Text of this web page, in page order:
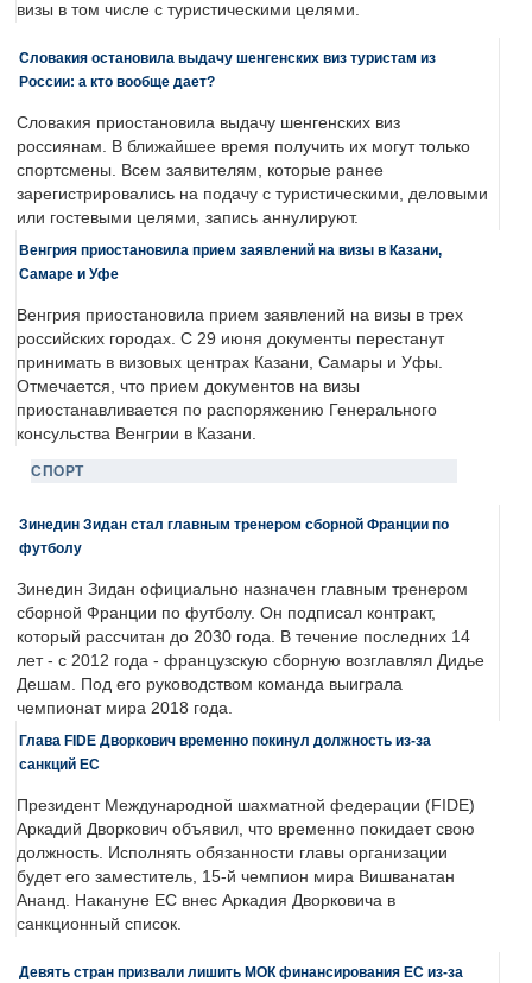
визы в том числе с туристическими целями.
Словакия остановила выдачу шенгенских виз туристам из
России: а кто вообще дает?
Словакия приостановила выдачу шенгенских виз
россиянам. В ближайшее время получить их могут только
спортсмены. Всем заявителям, которые ранее
зарегистрировались на подачу с туристическими, деловыми
или гостевыми целями, запись аннулируют.
Венгрия приостановила прием заявлений на визы в Казани,
Самаре и Уфе
Венгрия приостановила прием заявлений на визы в трех
российских городах. С 29 июня документы перестанут
принимать в визовых центрах Казани, Самары и Уфы.
Отмечается, что прием документов на визы
приостанавливается по распоряжению Генерального
консульства Венгрии в Казани.
СПОРТ
Зинедин Зидан стал главным тренером сборной Франции по
футболу
Зинедин Зидан официально назначен главным тренером
сборной Франции по футболу. Он подписал контракт,
который рассчитан до 2030 года. В течение последних 14
лет - с 2012 года - французскую сборную возглавлял Дидье
Дешам. Под его руководством команда выиграла
чемпионат мира 2018 года.
Глава FIDE Дворкович временно покинул должность из-за
санкций ЕС
Президент Международной шахматной федерации (FIDE)
Аркадий Дворкович объявил, что временно покидает свою
должность. Исполнять обязанности главы организации
будет его заместитель, 15-й чемпион мира Вишванатан
Ананд. Накануне ЕС внес Аркадия Дворковича в
санкционный список.
Девять стран призвали лишить МОК финансирования ЕС из-за